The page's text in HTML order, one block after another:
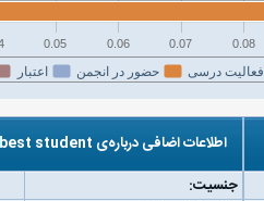
فعالیت درسی حضور در انجمن اعتبار
0.05 0.06 0.07 0.08
اطلاعات اضافی درباره‌ی best student
جنسیت: